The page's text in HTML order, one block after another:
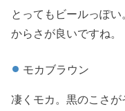
とってもビールっぽ
からさが良いですね。
モカブラウン
凄くモカ。黒のこさ